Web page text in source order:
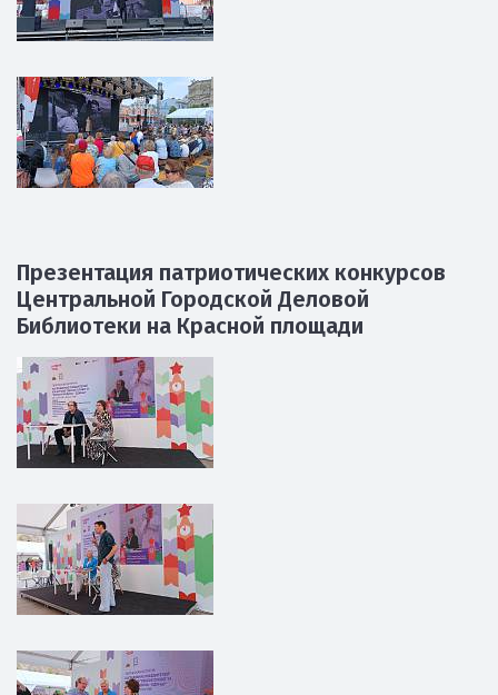
Презентация патриотических конкурсов
Центральной Городской Деловой
Библиотеки на Красной площади